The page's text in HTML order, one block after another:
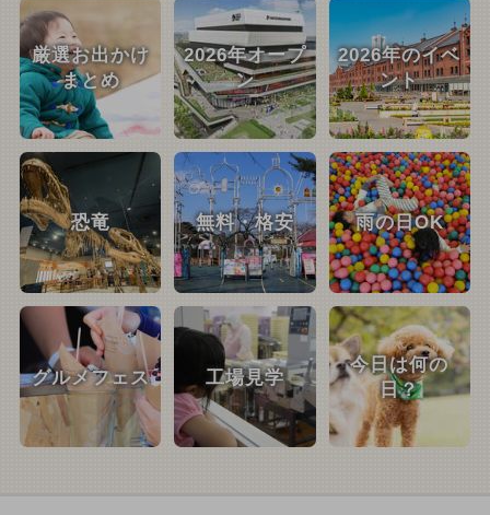
厳選お出かけ
まとめ
2026年オープ
ン
2026年のイベ
ント
恐竜 無料・格安 雨の日OK
グルメフェス 工場見学
今日は何の
日？